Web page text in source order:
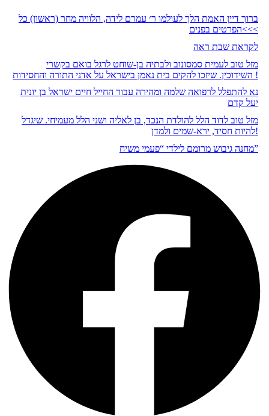
ברוך דיין האמת הלך לעולמו ר׳ עמרם לידה, הלוויה מחר (ראשון) כל
הפרטים בפנים<<<
לקראת שבת ראה
מזל טוב לעמית סמסונוב ולבתיה בן-שוחט לרגל בואם בקשרי
השידוכין. שיזכו להקים בית נאמן בישראל על אדני התורה והחסידות !
נא להתפלל לרפואה שלמה ומהירה עבור החייל חיים ישראל בן יונית
יעל קדם
מזל טוב לדוד הלל להולדת הנכד, בן לאליה ושני הלל מעמיחי. שיגדל
להיות חסיד, ירא-שמים ולמדן!
מחנה גיבוש מרומם לילדי “פעמי משיח”